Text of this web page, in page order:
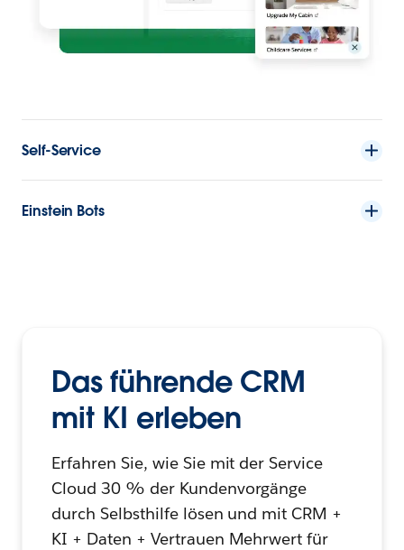
Self-Service
Einstein Bots
Das führende CRM
mit KI erleben
Erfahren Sie, wie Sie mit der Service
Cloud 30 % der Kundenvorgänge
durch Selbsthilfe lösen und mit CRM +
KI + Daten + Vertrauen Mehrwert für